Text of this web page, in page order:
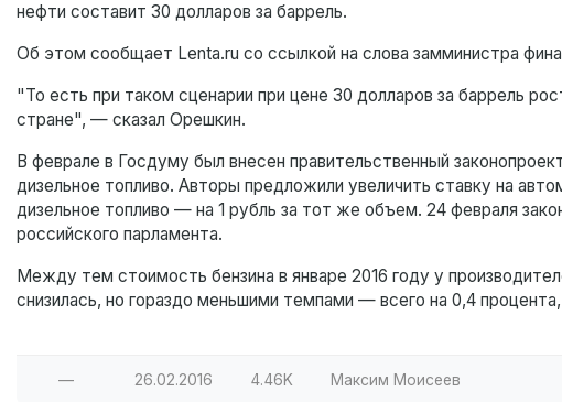
нефти составит 30 долларов за баррель.
Об этом сообщает Lenta.ru со ссылкой на слова замминистра
"То есть при таком сценарии при цене 30 долларов за баррель
стране", — сказал Орешкин.
В феврале в Госдуму был внесен правительственный
дизельное топливо. Авторы предложили увеличить ставку на
дизельное топливо — на 1 рубль за тот же объем. 24 февраля
российского парламента.
Между тем стоимость бензина в январе 2016 году у
снизилась, но гораздо меньшими темпами — всего на 0,4
— 26.02.2016 4.46K Максим Моисеев